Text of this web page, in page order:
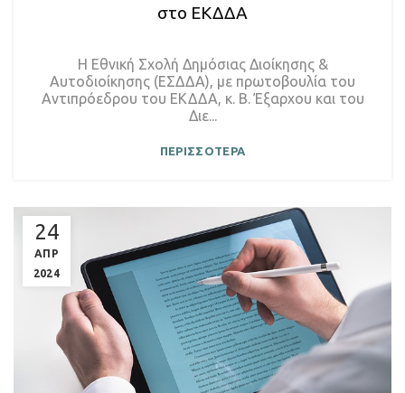
στο ΕΚΔΔΑ
Η Εθνική Σχολή Δημόσιας Διοίκησης &
Αυτοδιοίκησης (ΕΣΔΔΑ), με πρωτοβουλία του
Αντιπρόεδρου του ΕΚΔΔΑ, κ. Β. Έξαρχου και του
Διε...
ΠΕΡΙΣΣΟΤΕΡΑ
24
ΑΠΡ
2024